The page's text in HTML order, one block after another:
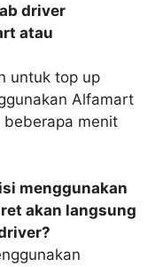
driver
atau
untuk top up
Alfamart
menit
menggunakan
akan langsung